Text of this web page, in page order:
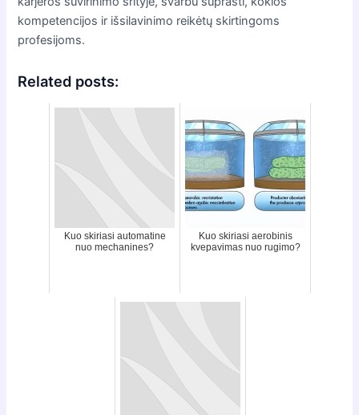
kompetencijos ir išsilavinimo reikėtų skirtingoms
profesijoms.
Related posts:
Kuo skiriasi automatine
nuo mechanines?
Kuo skiriasi aerobinis
kvepavimas nuo rugimo?